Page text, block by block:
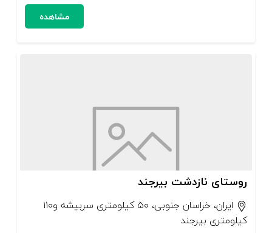
مشاهده
روستای نازدشت بیرجند
ایران، خراسان جنوبی، ۵۰ کیلومتری سربیشه و۱۱۰
کیلومتری بیرجند